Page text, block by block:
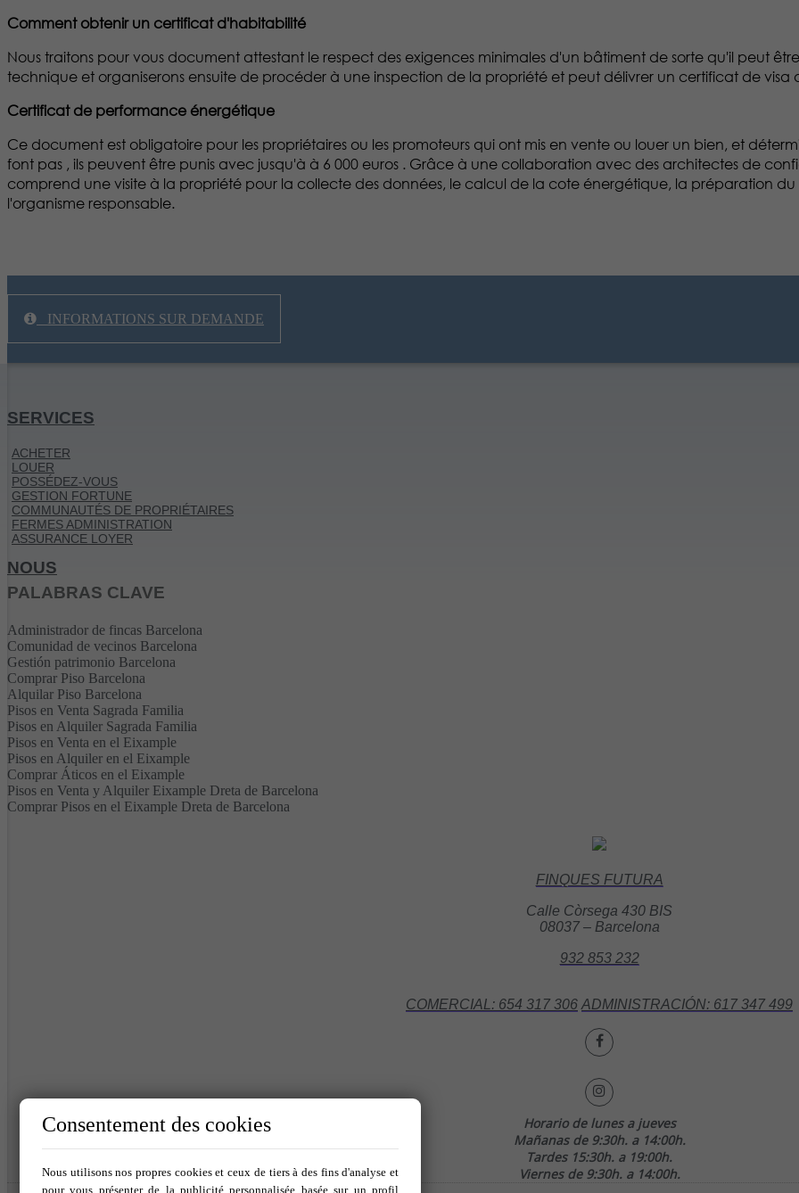
Comment obtenir un certificat d'habitabilité
Nous traitons pour vous document attestant le respect des exigences minimales d'un bâtiment de sorte qu'il peut
technique et organiserons ensuite de procéder à une inspection de la propriété et peut délivrer un certificat de
Certificat de performance énergétique
Ce document est obligatoire pour les propriétaires ou les promoteurs qui ont mis en vente ou louer un bien, et
font pas , ils peuvent être punis avec jusqu'à à 6 000 euros . Grâce à une collaboration avec des architectes de
comprend une visite à la propriété pour la collecte des données, le calcul de la cote énergétique, la préparation
l'organisme responsable.
INFORMATIONS SUR DEMANDE
SERVICES
ACHETER
LOUER
POSSÉDEZ-VOUS
GESTION FORTUNE
COMMUNAUTÉS DE PROPRIÉTAIRES
FERMES ADMINISTRATION
ASSURANCE LOYER
NOUS
PALABRAS CLAVE
Administrador de fincas Barcelona
Comunidad de vecinos Barcelona
Gestión patrimonio Barcelona
Comprar Piso Barcelona
Alquilar Piso Barcelona
Pisos en Venta Sagrada Familia
Pisos en Alquiler Sagrada Familia
Pisos en Venta en el Eixample
Pisos en Alquiler en el Eixample
Comprar Áticos en el Eixample
Pisos en Venta y Alquiler Eixample Dreta de Barcelona
Comprar Pisos en el Eixample Dreta de Barcelona
FINQUES FUTURA
Calle Còrsega 430 BIS
08037 – Barcelona
932 853 232
COMERCIAL: 654 317 306 ADMINISTRACIÓN: 617 347 499
Horario de lunes a jueves
Mañanas de 9:30h. a 14:00h.
Tardes 15:30h. a 19:00h.
Viernes de 9:30h. a 14:00h.
Consentement des cookies
Nous utilisons nos propres cookies et ceux de tiers à des fins d'analyse et
pour vous présenter de la publicité personnalisée basée sur un profil